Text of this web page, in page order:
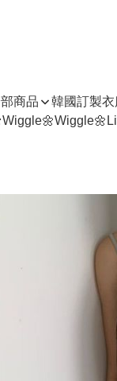
商品 韓國訂製